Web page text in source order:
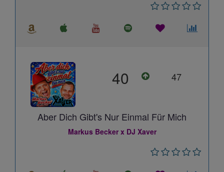
40 47
Aber Dich Gibt's Nur Einmal Für Mich
Markus Becker x DJ Xaver